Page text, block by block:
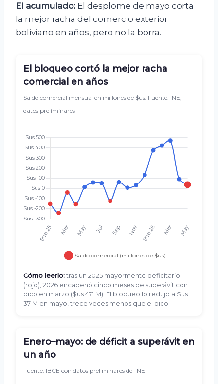
El acumulado: El desplome de mayo corta
la mejor racha del comercio exterior
boliviano en años, pero no la borra.
El bloqueo cortó la mejor racha
comercial en años
Saldo comercial mensual en millones de $us. Fuente: INE,
datos preliminares
Cómo leerlo:tras un 2025 mayormente deficitario
(rojo), 2026 encadenó cinco meses de superávit con
pico en marzo ($us 471 M). El bloqueo lo redujo a $us
37 M en mayo, trece veces menos que el pico.
Enero–mayo: de déficit a superávit en
un año
Fuente: IBCE con datos preliminares del INE